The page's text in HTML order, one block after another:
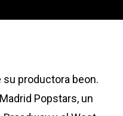
su productora beon.
Popstars, un